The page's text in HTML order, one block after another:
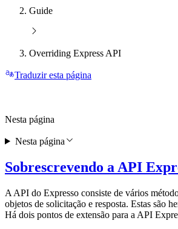
Guide
Overriding Express API
Traduzir esta página
Sobrescrevendo a API
A API do Expresso consiste de vários
objetos de solicitação e resposta. Estas são
Há dois pontos de extensão para a API
Nesta página
Nesta página